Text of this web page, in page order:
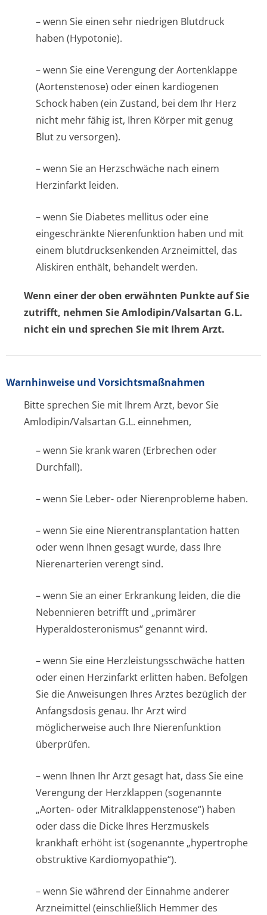
– wenn Sie einen sehr niedrigen Blutdruck
haben (Hypotonie).
– wenn Sie eine Verengung der Aortenklappe
(Aortenstenose) oder einen kardiogenen
Schock haben (ein Zustand, bei dem Ihr Herz
nicht mehr fähig ist, Ihren Körper mit genug
Blut zu versorgen).
– wenn Sie an Herzschwäche nach einem
Herzinfarkt leiden.
– wenn Sie Diabetes mellitus oder eine
eingeschränkte Nierenfunktion haben und mit
einem blutdrucksenkenden Arzneimittel, das
Aliskiren enthält, behandelt werden.
Wenn einer der oben erwähnten Punkte auf Sie
zutrifft, nehmen Sie Amlodipin/Valsartan G.L.
nicht ein und sprechen Sie mit Ihrem Arzt.
Warnhinweise und Vorsichtsmaßnahmen
Bitte sprechen Sie mit Ihrem Arzt, bevor Sie
Amlodipin/Valsartan G.L. einnehmen,
– wenn Sie krank waren (Erbrechen oder
Durchfall).
– wenn Sie Leber- oder Nierenprobleme haben.
– wenn Sie eine Nierentransplan­tation hatten
oder wenn Ihnen gesagt wurde, dass Ihre
Nierenarterien verengt sind.
– wenn Sie an einer Erkrankung leiden, die die
Nebennieren betrifft und „primärer
Hyperaldostero­nismus“ genannt wird.
– wenn Sie eine Herzleistungsschwäche hatten
oder einen Herzinfarkt erlitten haben. Befolgen
Sie die Anweisungen Ihres Arztes bezüglich der
Anfangsdosis genau. Ihr Arzt wird
möglicherweise auch Ihre Nierenfunktion
überprüfen.
– wenn Ihnen Ihr Arzt gesagt hat, dass Sie eine
Verengung der Herzklappen (sogenannte
„Aorten- oder Mitralklappen­stenose“) haben
oder dass die Dicke Ihres Herzmuskels
krankhaft erhöht ist (sogenannte „hypertrophe
obstruktive Kardiomyopathie“).
– wenn Sie während der Einnahme anderer
Arzneimittel (einschließlich Hemmer des